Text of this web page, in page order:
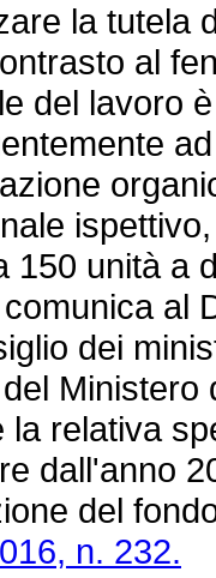
la tutela
al
del lavoro
150 unità a
al
dei
relativa
dall'anno
del
n. 232.